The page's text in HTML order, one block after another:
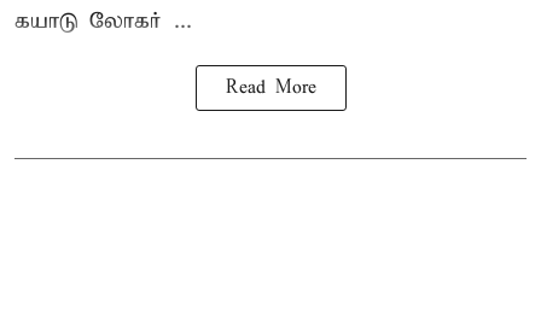
கயாடு லோகர் ...
Read More